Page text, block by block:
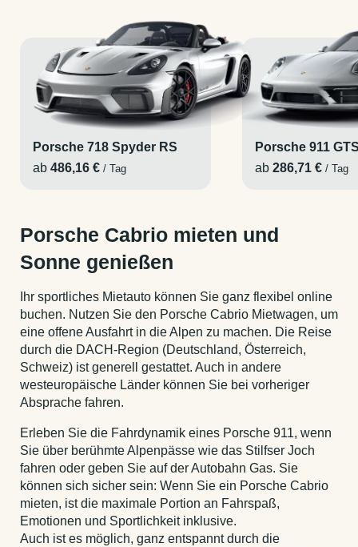
Porsche 718 Spyder RS
ab 486,16 € / Tag
Porsche 911
ab286,71 € / Tag
Porsche Cabrio mieten und
Sonne genießen
Ihr sportliches Mietauto können Sie ganz flexibel online
buchen. Nutzen Sie den Porsche Cabrio Mietwagen, um
eine offene Ausfahrt in die Alpen zu machen. Die Reise
durch die DACH-Region (Deutschland, Österreich,
Schweiz) ist generell gestattet. Auch in andere
westeuropäische Länder können Sie bei vorheriger
Absprache fahren.
Erleben Sie die Fahrdynamik eines Porsche 911, wenn
Sie über berühmte Alpenpässe wie das Stilfser Joch
fahren oder geben Sie auf der Autobahn Gas. Sie
können sich sicher sein: Wenn Sie ein Porsche Cabrio
mieten, ist die maximale Portion an Fahrspaß,
Emotionen und Sportlichkeit inklusive.
Auch ist es möglich, ganz entspannt durch die